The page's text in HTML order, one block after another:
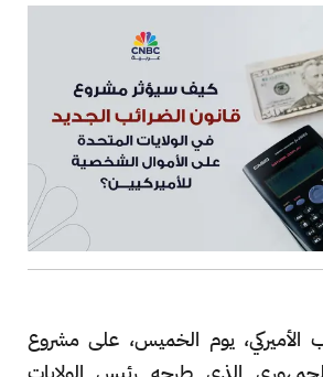
الأميركي، يوم الخميس، على مشروع